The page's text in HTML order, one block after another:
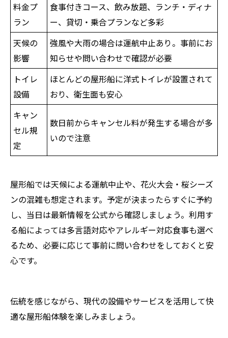
料金プ
ラン
食事付きコース、飲み放題、ランチ・ディナ
ー、貸切・乗合プランなど多彩
天候の
影響
強風や大雨の場合は運航中止あり。事前にお
知らせや問い合わせで確認が必要
トイレ
設備
ほとんどの屋形船に洋式トイレが設置されて
おり、衛生面も安心
キャン
セル規
定
数日前からキャンセル料が発生する場合が多
いので注意
屋形船では天候による運航中止や、花火大会・桜シーズ
ンの混雑も想定されます。予定が決まったらすぐに予約
し、当日は最新情報を公式から確認しましょう。利用す
る船によっては多言語対応やアレルギー対応食事も選べ
るため、必要に応じて事前に問い合わせをしておくと安
心です。
伝統を感じながら、現代の設備やサービスを活用して快
適な屋形船体験を楽しみましょう。